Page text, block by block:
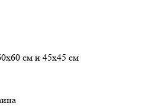
см и 45х45 см